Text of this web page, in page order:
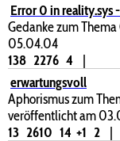
Error 0 in reality.sys
Gedanke zum
05.04.04
138 2276 4
|
erwartungsvoll
Aphorismus zum
veröffentlicht am
13 2610 14 +1 2
|